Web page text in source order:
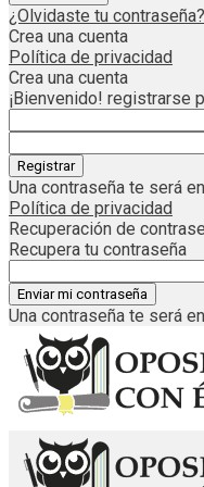
¿Olvidaste tu
Crea una cuenta
Política de privacidad
Crea una cuenta
¡Bienvenido! registrarse
Una contraseña te será
Política de privacidad
Recuperación de
Recupera tu contraseña
Una contraseña te será